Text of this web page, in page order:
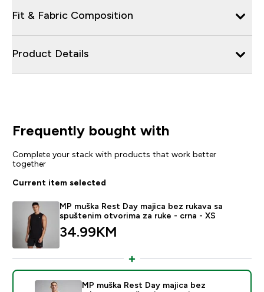
Fit & Fabric Composition
Product Details
Frequently bought with
Complete your stack with products that work better
together
Current item selected
MP muška Rest Day majica bez rukava sa
spuštenim otvorima za ruke - crna - XS
34.99KM‎
MP muška Rest Day majica bez